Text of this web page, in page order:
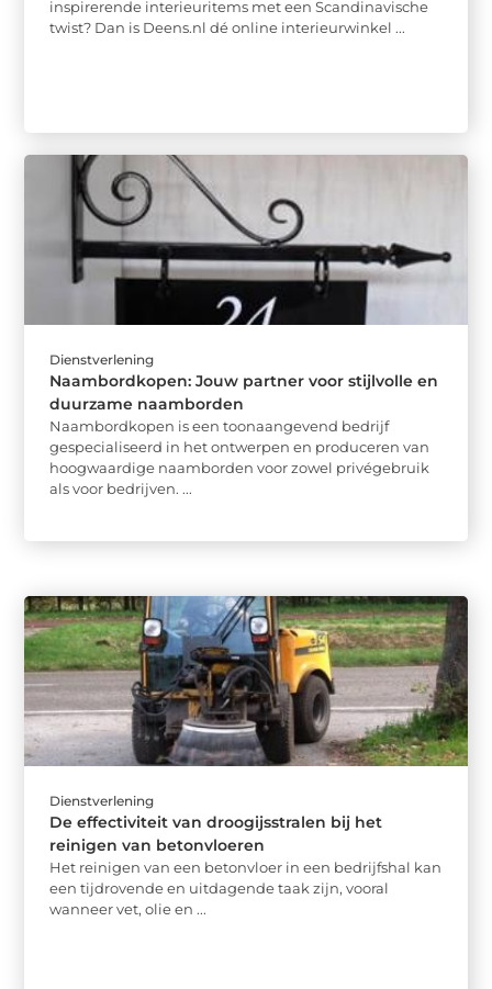
inspirerende interieuritems met een Scandinavische
twist? Dan is Deens.nl dé online interieurwinkel ...
Dienstverlening
Naambordkopen: Jouw partner voor stijlvolle en
duurzame naamborden
Naambordkopen is een toonaangevend bedrijf
gespecialiseerd in het ontwerpen en produceren van
hoogwaardige naamborden voor zowel privégebruik
als voor bedrijven. ...
Dienstverlening
De effectiviteit van droogijsstralen bij het
reinigen van betonvloeren
Het reinigen van een betonvloer in een bedrijfshal kan
een tijdrovende en uitdagende taak zijn, vooral
wanneer vet, olie en ...